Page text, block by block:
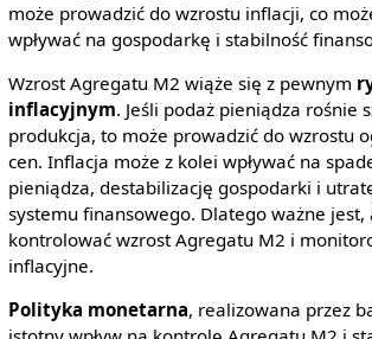
może prowadzić do wzrostu inflacji, co
wpływać na gospodarkę i stabilność
Wzrost Agregatu M2 wiąże się z pewnym
inflacyjnym. Jeśli podaż pieniądza rośnie
produkcja, to może prowadzić do wzrostu
cen. Inflacja może z kolei wpływać na
pieniądza, destabilizację gospodarki i
systemu finansowego. Dlatego ważne
kontrolować wzrost Agregatu M2 i
inflacyjne.
Polityka monetarna, realizowana przez